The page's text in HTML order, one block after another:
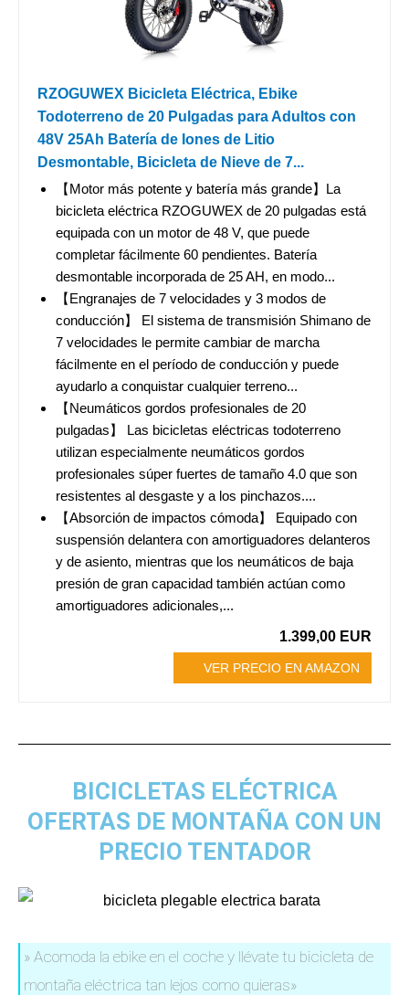
RZOGUWEX Bicicleta Eléctrica, Ebike
Todoterreno de 20 Pulgadas para Adultos con
48V 25Ah Batería de Iones de Litio
Desmontable, Bicicleta de Nieve de 7...
【Motor más potente y batería más grande】La
bicicleta eléctrica RZOGUWEX de 20 pulgadas está
equipada con un motor de 48 V, que puede
completar fácilmente 60 pendientes. Batería
desmontable incorporada de 25 AH, en modo...
【Engranajes de 7 velocidades y 3 modos de
conducción】 El sistema de transmisión Shimano de
7 velocidades le permite cambiar de marcha
fácilmente en el período de conducción y puede
ayudarlo a conquistar cualquier terreno...
【Neumáticos gordos profesionales de 20
pulgadas】 Las bicicletas eléctricas todoterreno
utilizan especialmente neumáticos gordos
profesionales súper fuertes de tamaño 4.0 que son
resistentes al desgaste y a los pinchazos....
【Absorción de impactos cómoda】 Equipado con
suspensión delantera con amortiguadores delanteros
y de asiento, mientras que los neumáticos de baja
presión de gran capacidad también actúan como
amortiguadores adicionales,...
1.399,00 EUR
VER PRECIO EN AMAZON
BICICLETAS ELÉCTRICA
OFERTAS DE MONTAÑA CON UN
PRECIO TENTADOR
» Acomoda la ebike en el coche y llévate tu bicicleta de
montaña eléctrica tan lejos como quieras»